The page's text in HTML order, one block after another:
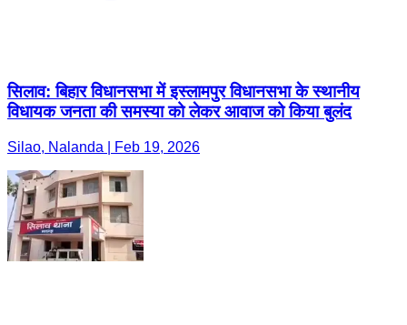
सिलाव: बिहार विधानसभा में इस्लामपुर विधानसभा के स्थानीय
विधायक जनता की समस्या को लेकर आवाज को किया बुलंद
Silao, Nalanda | Feb 19, 2026